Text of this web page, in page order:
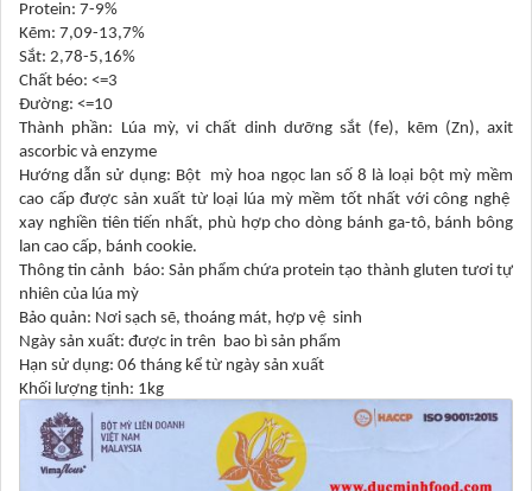
Protein: 7-9%
Kẽm: 7,09-13,7%
Sắt: 2,78-5,16%
Chất béo: <=3
Đường: <=10
Thành phần: Lúa mỳ, vi chất dinh dưỡng sắt (fe), kẽm (Zn), axit
ascorbic và enzyme
Hướng dẫn sử dụng: Bột mỳ hoa ngọc lan số 8 là loại bột mỳ mềm
cao cấp được sản xuất từ loại lúa mỳ mềm tốt nhất với công nghệ
xay nghiền tiên tiến nhất, phù hợp cho dòng bánh ga-tô, bánh bông
lan cao cấp, bánh cookie.
Thông tin cảnh báo: Sản phẩm chứa protein tạo thành gluten tươi tự
nhiên của lúa mỳ
Bảo quản: Nơi sạch sẽ, thoáng mát, hợp vệ sinh
Ngày sản xuất: được in trên bao bì sản phẩm
Hạn sử dụng: 06 tháng kể từ ngày sản xuất
Khối lượng tịnh: 1kg